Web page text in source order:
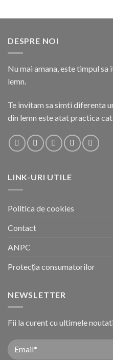
DESPRE NOI
Nu mai amana, este timpul
lemn.
Te invitam sa simti diferenta
din lemn este atat practica cat
LINK-URI UTILE
Politica de cookies
Contact
ANPC
Protecția consumatorilor
NEWSLETTER
Fii la curent cu ultimele